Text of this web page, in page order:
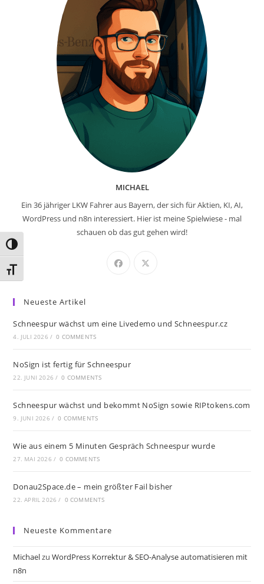
Umschalten auf hohe Kontraste
Schrift vergrößern
MICHAEL
Ein 36 jähriger LKW Fahrer aus Bayern, der sich für Aktien, KI, AI,
WordPress und n8n interessiert. Hier ist meine Spielwiese - mal
schauen ob das gut gehen wird!
Neueste Artikel
Schneespur wächst um eine Livedemo und Schneespur.cz
4. JULI 2026 / 0 COMMENTS
NoSign ist fertig für Schneespur
22. JUNI 2026 / 0 COMMENTS
Schneespur wächst und bekommt NoSign sowie RIPtokens.com
9. JUNI 2026 / 0 COMMENTS
Wie aus einem 5 Minuten Gespräch Schneespur wurde
27. MAI 2026 / 0 COMMENTS
Donau2Space.de – mein größter Fail bisher
22. APRIL 2026 / 0 COMMENTS
Neueste Kommentare
MichaelzuWordPress Korrektur & SEO-Analyse automatisieren mit
n8n